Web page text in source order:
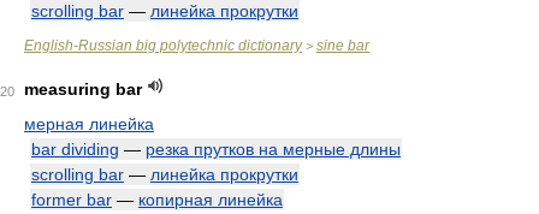
scrolling bar — линейка прокрутки
English-Russian big polytechnic dictionary> sine bar
20
measuring bar
мерная линейка
bar dividing — резка прутков на мерные длины
scrolling bar — линейка прокрутки
former bar — копирная линейка